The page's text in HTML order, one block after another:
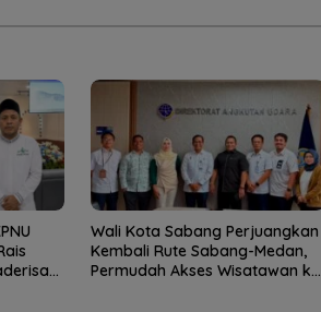
Wali Kota Sabang Perjuangkan
Kembali Rute Sabang-Medan,
Permudah Akses Wisatawan ke